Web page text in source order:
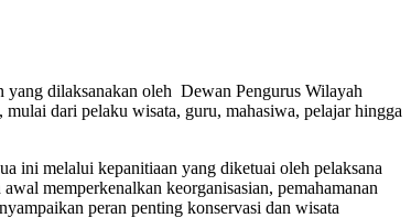
yang dilaksanakan oleh Dewan Pengurus Wilayah
dari pelaku wisata, guru, mahasiwa, pelajar hingga
ini melalui kepanitiaan yang diketuai oleh pelaksana
memperkenalkan keorganisasian, pemahamanan
peran penting konservasi dan wisata